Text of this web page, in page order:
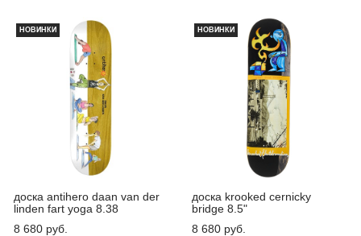
НОВИНКИ
доска antihero daan van der
linden fart yoga 8.38
8 680 pуб.
НОВИНКИ
доска krooked cernicky
bridge 8.5"
8 680 pуб.